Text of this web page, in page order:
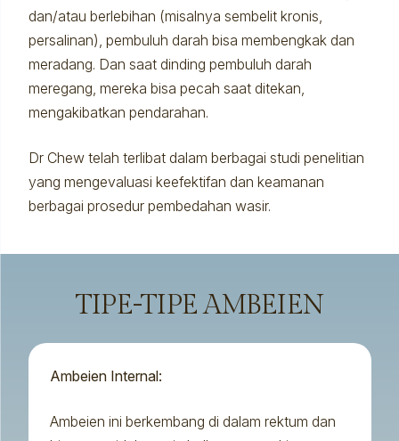
dan/atau berlebihan (misalnya sembelit kronis,
persalinan), pembuluh darah bisa membengkak dan
meradang. Dan saat dinding pembuluh darah
meregang, mereka bisa pecah saat ditekan,
mengakibatkan pendarahan.
Dr Chew telah terlibat dalam berbagai studi penelitian
yang mengevaluasi keefektifan dan keamanan
berbagai prosedur pembedahan wasir.
TIPE-TIPE AMBEIEN
Ambeien Internal:
Ambeien ini berkembang di dalam rektum dan